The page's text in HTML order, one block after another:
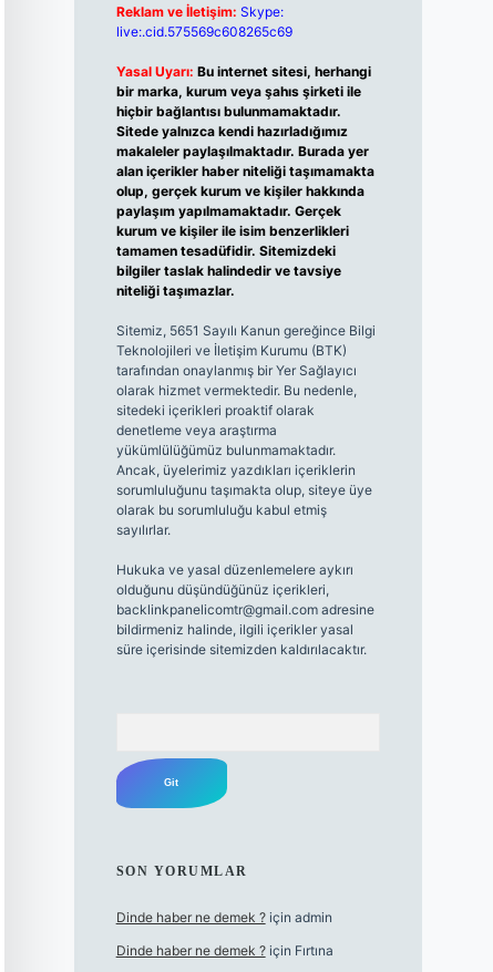
Reklam ve İletişim: Skype:
live:.cid.575569c608265c69
Yasal Uyarı: Bu internet sitesi, herhangi
bir marka, kurum veya şahıs şirketi ile
hiçbir bağlantısı bulunmamaktadır.
Sitede yalnızca kendi hazırladığımız
makaleler paylaşılmaktadır. Burada yer
alan içerikler haber niteliği taşımamakta
olup, gerçek kurum ve kişiler hakkında
paylaşım yapılmamaktadır. Gerçek
kurum ve kişiler ile isim benzerlikleri
tamamen tesadüfidir. Sitemizdeki
bilgiler taslak halindedir ve tavsiye
niteliği taşımazlar.
Sitemiz, 5651 Sayılı Kanun gereğince Bilgi
Teknolojileri ve İletişim Kurumu (BTK)
tarafından onaylanmış bir Yer Sağlayıcı
olarak hizmet vermektedir. Bu nedenle,
sitedeki içerikleri proaktif olarak
denetleme veya araştırma
yükümlülüğümüz bulunmamaktadır.
Ancak, üyelerimiz yazdıkları içeriklerin
sorumluluğunu taşımakta olup, siteye üye
olarak bu sorumluluğu kabul etmiş
sayılırlar.
Hukuka ve yasal düzenlemelere aykırı
olduğunu düşündüğünüz içerikleri,
backlinkpanelicomtr@gmail.comadresine
bildirmeniz halinde, ilgili içerikler yasal
süre içerisinde sitemizden kaldırılacaktır.
SON YORUMLAR
Dinde haber ne demek ?için admin
Dinde haber ne demek ?için Fırtına